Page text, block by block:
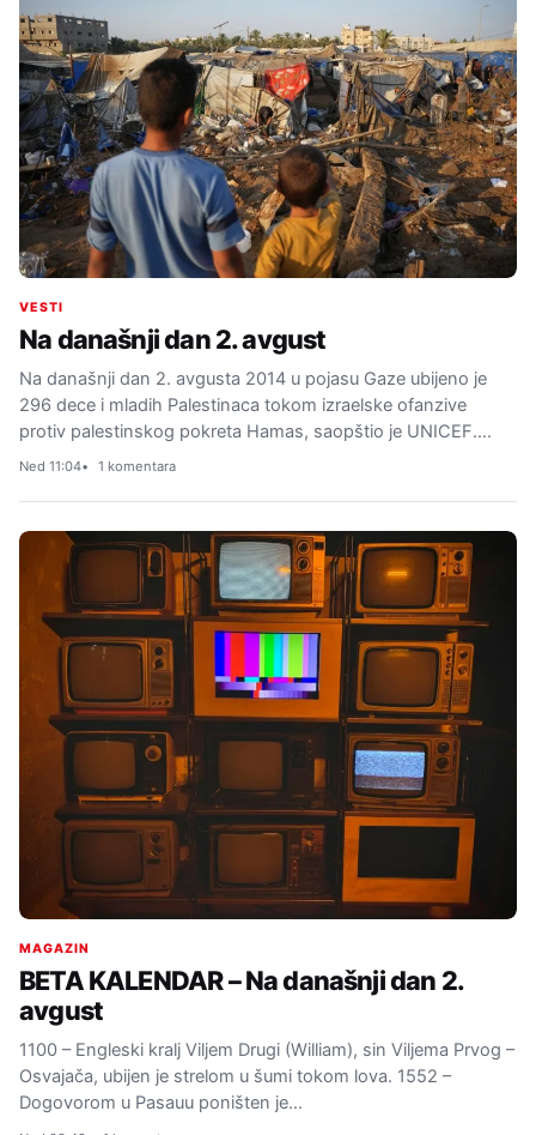
VESTI
Na današnji dan 2. avgust
Na današnji dan 2. avgusta 2014 u pojasu Gaze ubijeno je
296 dece i mladih Palestinaca tokom izraelske ofanzive
protiv palestinskog pokreta Hamas, saopštio je UNICEF.…
Ned 11:04 1 komentara
MAGAZIN
BETA KALENDAR – Na današnji dan 2.
avgust
1100 – Engleski kralj Viljem Drugi (William), sin Viljema Prvog –
Osvajača, ubijen je strelom u šumi tokom lova. 1552 –
Dogovorom u Pasauu poništen je…